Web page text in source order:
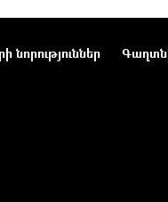
նորություններ